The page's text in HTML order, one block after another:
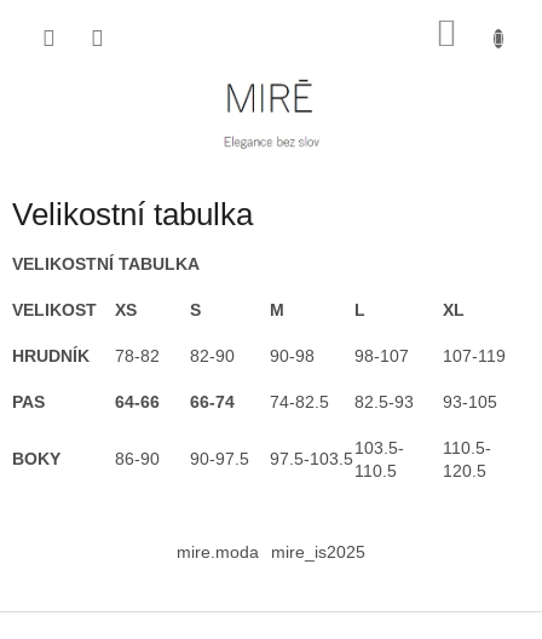
Velikostní tabulka
VELIKOSTNÍ TABULKA
VELIKOST XS S M L XL
HRUDNÍK 78-82 82-90 90-98 98-107 107-119
PAS 64-66 66-74 74-82.5 82.5-93 93-105
BOKY 86-90 90-97.5 97.5-103.5
103.5-
110.5
110.5-
120.5
mire.moda mire_is2025